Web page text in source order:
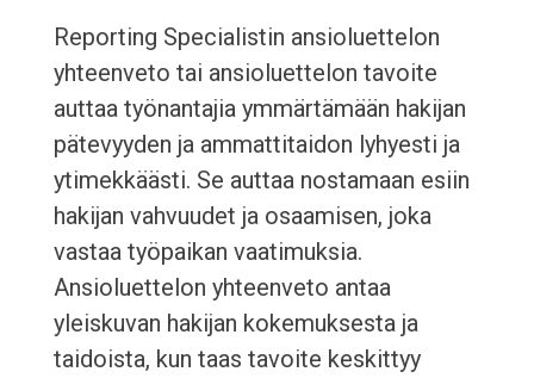
Reporting Specialistin ansioluettelon
yhteenveto tai ansioluettelon tavoite
auttaa työnantajia ymmärtämään hakijan
pätevyyden ja ammattitaidon lyhyesti ja
ytimekkäästi. Se auttaa nostamaan esiin
hakijan vahvuudet ja osaamisen, joka
vastaa työpaikan vaatimuksia.
Ansioluettelon yhteenveto antaa
yleiskuvan hakijan kokemuksesta ja
taidoista, kun taas tavoite keskittyy